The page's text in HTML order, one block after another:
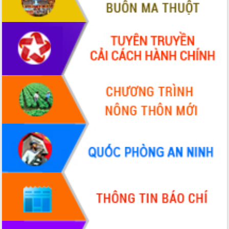
món ăn từ sầu riêng
Đắk Lắk công bố Quy hoạch và xúc
Ngành cá ngừ Đắk Lắk chủ động thích
ứng để giữ vững thị trường xuất khẩu
Diễn đàn Kinh tế tư nhân Việt Nam đột
phá cơ chế - Hợp tác công tư
Đề án 06 tạo bước ngoặt đột phá trong
cải cách hành chính tỉnh Đắk Lắk
Kết nối tour, đẩy mạnh chuyển đổi số
để phát triển du lịch Đắk Lắk
Khởi động Dự án Đầu tư xây dựng hạ
tầng kỹ thuật Cụm công nghiệp Tân
Tiến
Gặp mặt các cơ quan báo chí nhân Kỷ
niệm 101 năm Ngày Báo chí Cách
mạng Việt Nam
Đắk Lắk sơ kết 4 năm triển khai thực
hiện Đề án 06 của Chính phủ
Họp báo thông tin về Hội nghị Công bố